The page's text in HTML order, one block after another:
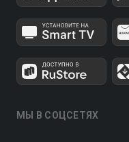
МЫ В СОЦСЕТЯХ